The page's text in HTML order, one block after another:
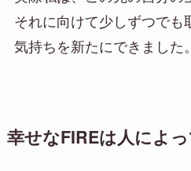
それに向けて少しずつでも
気持ちを新たにできました。
幸せなFIREは人によっ